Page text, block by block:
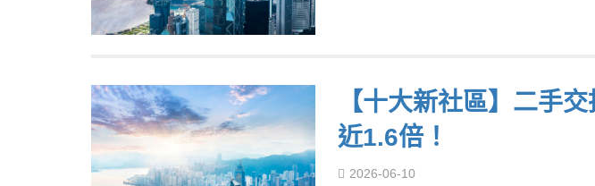
【十大新社區】二手
近1.6倍！
2026-06-10